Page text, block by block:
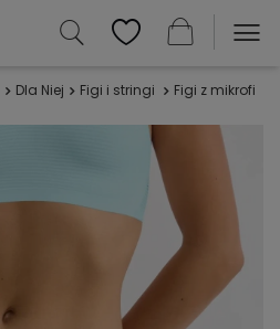
Dla Niej Figi i stringi Figi z mikrofibry